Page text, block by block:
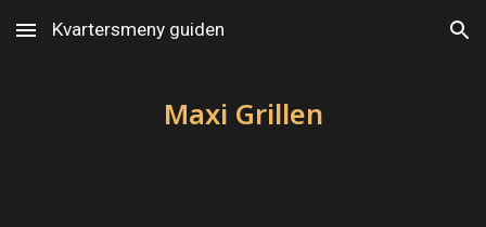
Skip to main content Skip to navigation
Kvartersmeny guiden
Maxi Grillen